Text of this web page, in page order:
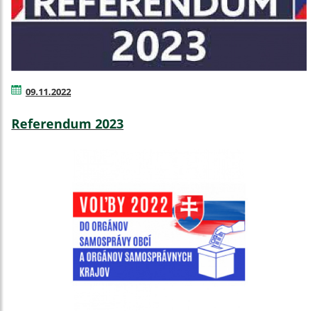
09.11.2022
Referendum 2023